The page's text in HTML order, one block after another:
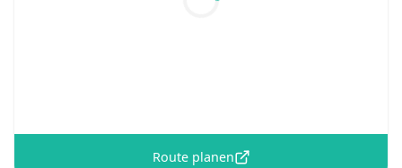
Route planen